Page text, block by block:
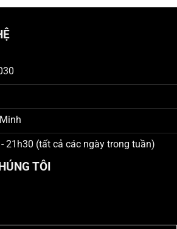
Chung Về Rượu Hổ
là một trong những loại rượu linh
của sức mạnh, quyền uy và sự bảo
xuất phát từ hình tượng con hổ được
cho việc vượt qua mọi khó khăn và
21h30 (tất cả các ngày trong tuần)
TÔI